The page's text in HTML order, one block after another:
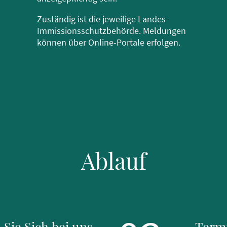
Zuständig ist die jeweilige Landes-
Immissionsschutzbehörde. Meldungen
können über Online-Portale erfolgen.
Ablauf